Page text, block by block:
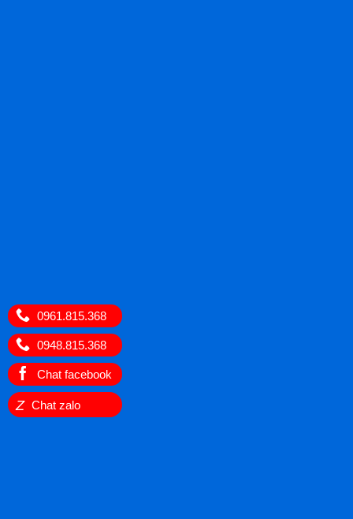
0961.815.368
0948.815.368
Chat facebook
Z Chat zalo